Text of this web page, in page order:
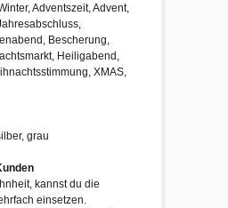
Adventszeit, Advent,
Bescherung,
Heiligabend,
XMAS,
grau
kannst du die
einsetzen.